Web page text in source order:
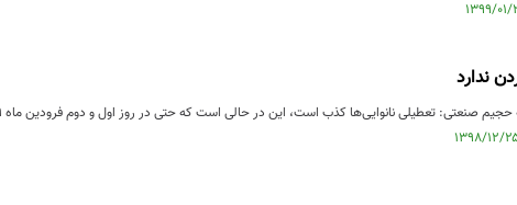
ندارد
صنعتی: تعطیلی نانوایی‌ها کذب است، این در حالی است که حتی در روز اول و دوم فرودین ماه ۹۹ هم نانوایی‌ها باز هستند